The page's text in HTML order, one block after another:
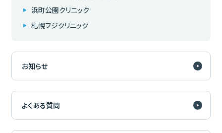
浜町公園クリニック
札幌フジクリニック
お知らせ
よくある質問